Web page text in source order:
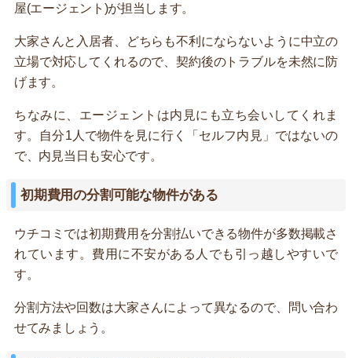
屋(エージェント)が担当します。
大家さんと入居者、どちらも不利にならないように中立の
立場で対応してくれるので、契約後のトラブルを未然に防
げます。
ちなみに、エージェントは内見にも立ち会いしてくれま
す。自分1人で物件を見に行く「セルフ内見」ではないの
で、内見当日も安心です。
初期費用の分割可能な物件がある
ウチコミでは初期費用を分割払いできる物件が多数掲載さ
れています。費用に不安がある人でも引っ越しやすいで
す。
分割方法や回数は大家さんによって異なるので、問い合わ
せてみましょう。